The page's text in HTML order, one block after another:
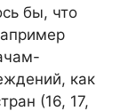
бы, что
как
(16, 17,